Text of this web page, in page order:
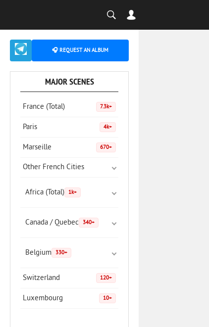
🎧 REQUEST AN ALBUM
MAJOR SCENES
France (Total) 7.3k+
Paris 4k+
Marseille 670+
Other French Cities
Africa (Total) 1k+
Canada / Quebec 340+
Belgium 330+
Switzerland 120+
Luxembourg 10+